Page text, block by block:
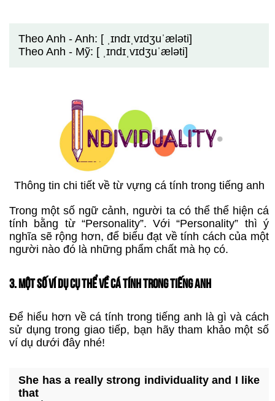
Theo Anh - Anh: [ ˌɪndɪˌvɪdʒuˈæləti]
Theo Anh - Mỹ: [ ˌɪndɪˌvɪdʒuˈæləti]
Thông tin chi tiết về từ vựng cá tính trong tiếng anh
Trong một số ngữ cảnh, người ta có thể thể hiện cá
tính bằng từ “Personality”. Với “Personality” thì ý
nghĩa sẽ rộng hơn, để biểu đạt về tính cách của một
người nào đó là những phẩm chất mà họ có.
3. MỘT SỐ VÍ DỤ CỤ THỂ VỀ CÁ TÍNH TRONG TIẾNG ANH
Để hiểu hơn về cá tính trong tiếng anh là gì và cách
sử dụng trong giao tiếp, bạn hãy tham khảo một số
ví dụ dưới đây nhé!
She has a really strong individuality and I like
that